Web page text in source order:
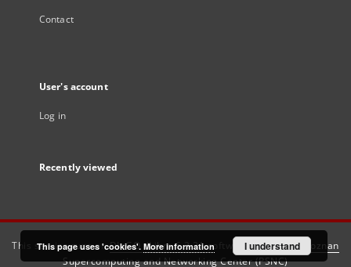
Contact
User's account
Log in
Recently viewed
This service runs onDInGO dLibra 6.3.21software created by
Poznan
Supercomputing and Networking Center (PSNC)
This page uses 'cookies'. More information I understand